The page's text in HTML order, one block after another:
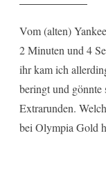
Vom (alten)
2 Minuten und 4
ihr kam ich
beringt und gönnte
Extrarunden.
bei Olympia Gold